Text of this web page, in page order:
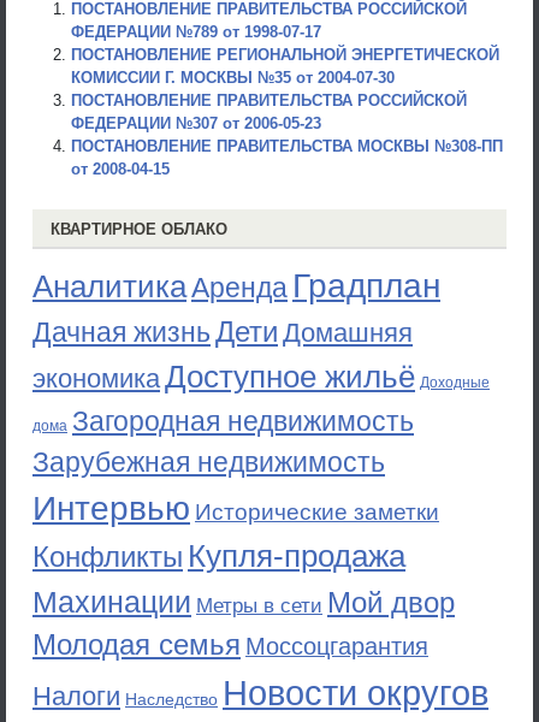
ПОСТАНОВЛЕНИЕ ПРАВИТЕЛЬСТВА РОССИЙСКОЙ
ФЕДЕРАЦИИ №789 от 1998-07-17
ПОСТАНОВЛЕНИЕ РЕГИОНАЛЬНОЙ ЭНЕРГЕТИЧЕСКОЙ
КОМИССИИ Г. МОСКВЫ №35 от 2004-07-30
ПОСТАНОВЛЕНИЕ ПРАВИТЕЛЬСТВА РОССИЙСКОЙ
ФЕДЕРАЦИИ №307 от 2006-05-23
ПОСТАНОВЛЕНИЕ ПРАВИТЕЛЬСТВА МОСКВЫ №308-ПП
от 2008-04-15
КВАРТИРНОЕ ОБЛАКО
АналитикаАренда Градплан
Дачная жизньДети Домашняя
экономикаДоступное жильё Доходные
дома Загородная недвижимость
Зарубежная недвижимость
Интервью Исторические заметки
Конфликты Купля-продажа
Махинации Метры в сети Мой двор
Молодая семья Моссоцгарантия
Налоги Наследство Новости округов